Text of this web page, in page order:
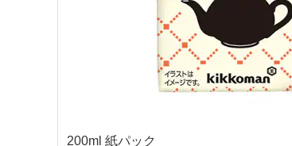
200ml 紙パック